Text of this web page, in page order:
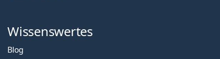
Wissenswertes
Blog